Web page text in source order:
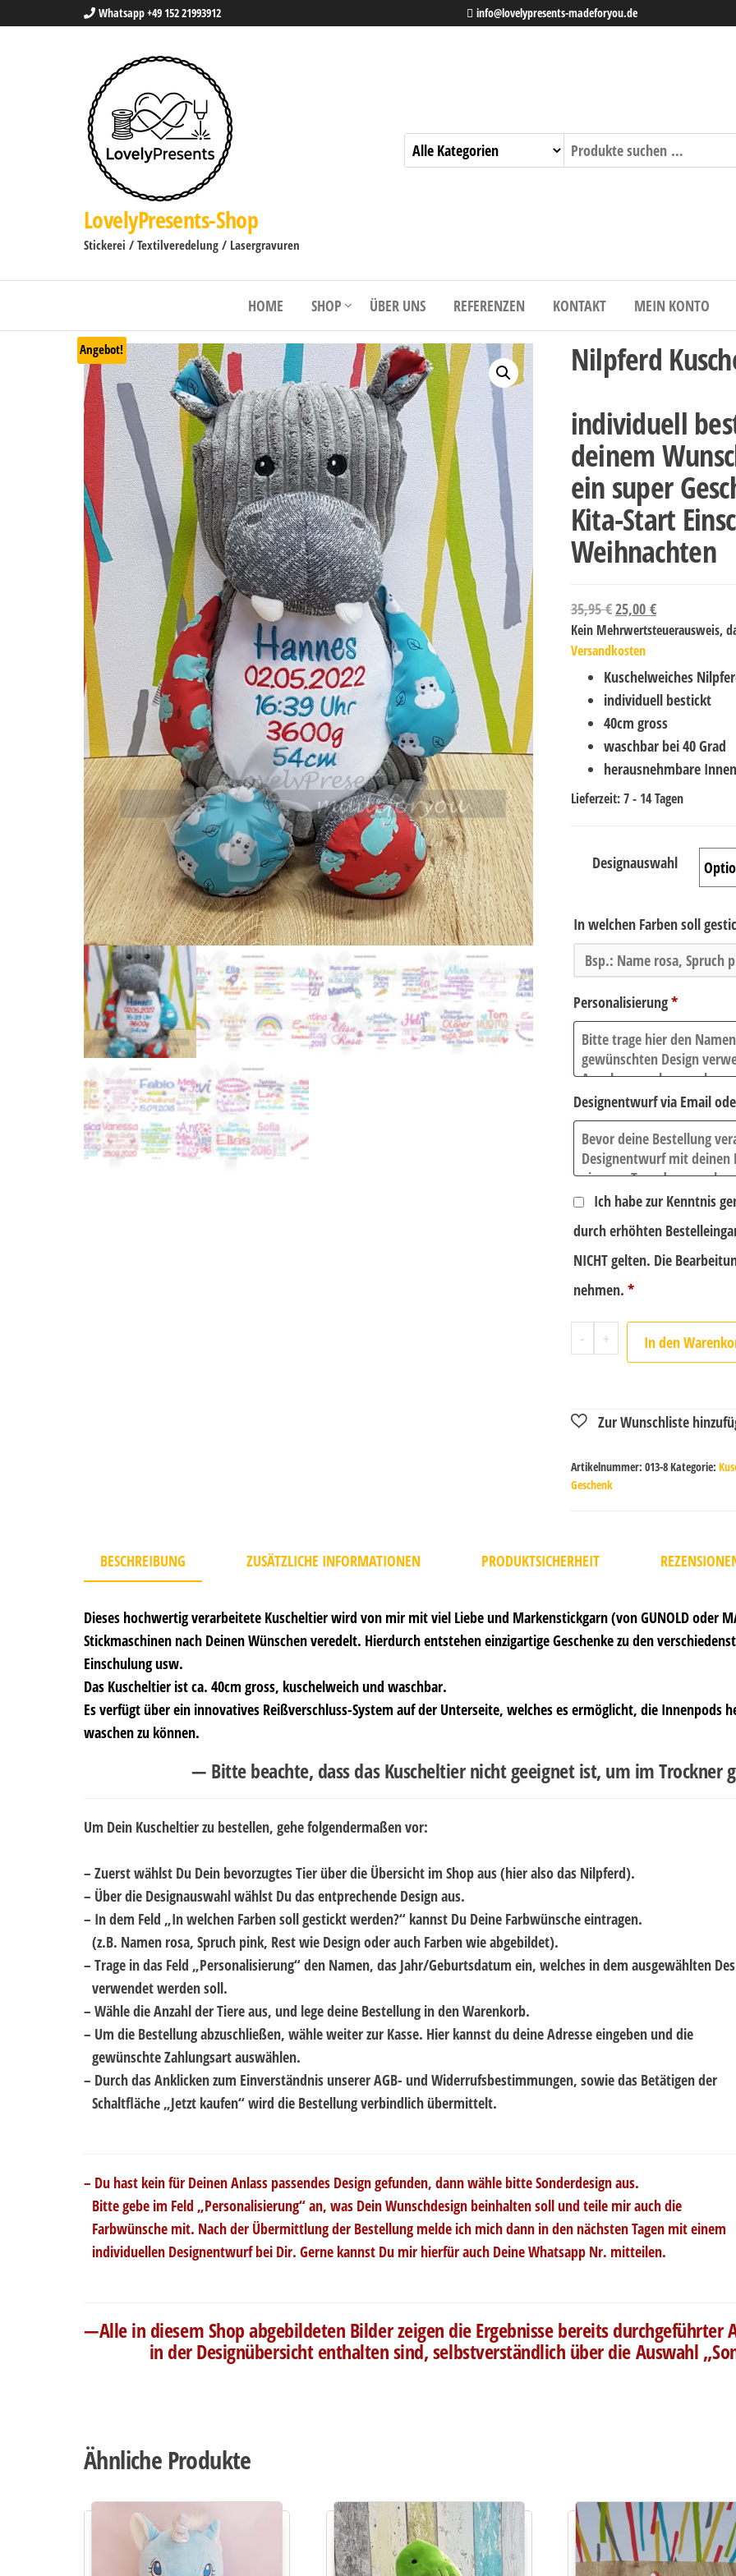
Whatsapp +49 152 21993912 info@lovelypresents-madeforyou.de
LovelyPresents-Shop
Stickerei / Textilveredelung / Lasergravuren
HOME SHOP ÜBER UNS REFERENZEN KONTAKT MEIN KONTO
Angebot!
Nilpferd
individuell
deinem
ein super
Kita-Start
Weihnachten
35,95€25,00 €
Kein Mehrwertsteuerausweis,
Versandkosten
Kuschelweiches
individuell bestickt
40cm gross
waschbar bei 40 Grad
herausnehmbare
Lieferzeit:7 - 14 Tagen
Designauswahl
In welchen Farben soll
Personalisierung*
Designentwurf via Email
Ich habe zur Kenntnis
durch erhöhten
NICHT gelten. Die
nehmen. *
- + In den
Artikelnummer: 013-8Kategorie:
Geschenk
BESCHREIBUNG ZUSÄTZLICHE INFORMATIONEN PRODUKTSICHERHEIT
Dieses hochwertig verarbeitete Kuscheltier wird von mir mit viel Liebe und Markenstickgarn (von GUNOLD oder
Stickmaschinen nach Deinen Wünschen veredelt. Hierdurch entstehen einzigartige Geschenke zu den
Einschulung usw.
Das Kuscheltier ist ca. 40cm gross, kuschelweich und waschbar.
Es verfügt über ein innovatives Reißverschluss-System auf der Unterseite, welches es ermöglicht, die Innenpods
waschen zu können.
— Bitte beachte, dass das Kuscheltier nicht geeignet ist, um im
Um Dein Kuscheltier zu bestellen, gehe folgendermaßen vor:
– Zuerst wählst Du Dein bevorzugtes Tier über die Übersicht im Shop aus (hier also das Nilpferd).
– Über die Designauswahl wählst Du das entprechende Design aus.
– In dem Feld „In welchen Farben soll gestickt werden?“ kannst Du Deine Farbwünsche eintragen.
(z.B. Namen rosa, Spruch pink, Rest wie Design oder auch Farben wie abgebildet).
– Trage in das Feld „Personalisierung“ den Namen, das Jahr/Geburtsdatum ein, welches in dem ausgewählten
verwendet werden soll.
– Wähle die Anzahl der Tiere aus, und lege deine Bestellung in den Warenkorb.
– Um die Bestellung abzuschließen, wähle weiter zur Kasse. Hier kannst du deine Adresse eingeben und die
gewünschte Zahlungsart auswählen.
– Durch das Anklicken zum Einverständnis unserer AGB- und Widerrufsbestimmungen, sowie das Betätigen der
Schaltfläche „Jetzt kaufen“ wird die Bestellung verbindlich übermittelt.
– Du hast kein für Deinen Anlass passendes Design gefunden, dann wähle bitte Sonderdesign aus.
Bitte gebe im Feld „Personalisierung“ an, was Dein Wunschdesign beinhalten soll und teile mir auch die
Farbwünsche mit. Nach der Übermittlung der Bestellung melde ich mich dann in den nächsten Tagen mit einem
individuellen Designentwurf bei Dir. Gerne kannst Du mir hierfür auch Deine Whatsapp Nr. mitteilen.
—Alle in diesem Shop abgebildeten Bilder zeigen die Ergebnisse bereits durchgeführter
in der Designübersicht enthalten sind, selbstverständlich über die Auswahl
Ähnliche Produkte